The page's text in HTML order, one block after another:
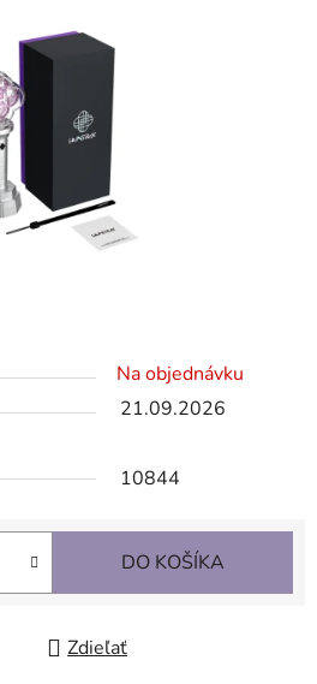
Na objednávku
21.09.2026
10844
DO KOŠÍKA
Zdieľať